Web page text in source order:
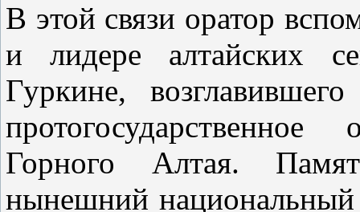
В этой связи оратор
и лидере алтайских
Гуркине,
Горного Алтая.
нынешний